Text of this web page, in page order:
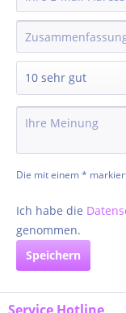
Die mit einem *
Ich habe die
genommen.
Speichern